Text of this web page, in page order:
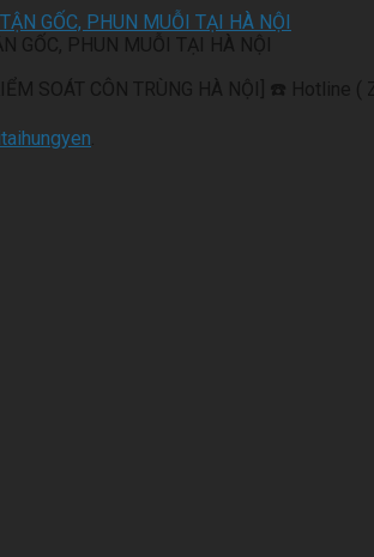
GỐC, PHUN MUỖI TẠI HÀ NỘI
SOÁT CÔN TRÙNG HÀ NỘI] ☎️ Hotline